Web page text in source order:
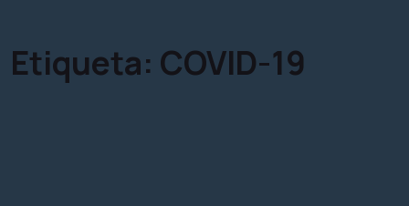
Etiqueta: COVID-19